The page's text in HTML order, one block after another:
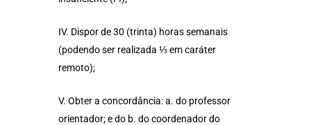
IV. Dispor de 30 (trinta) horas semanais
(podendo ser realizada ⅓ em caráter
remoto);
V. Obter a concordância: a. do professor
orientador; e do b. do coordenador do